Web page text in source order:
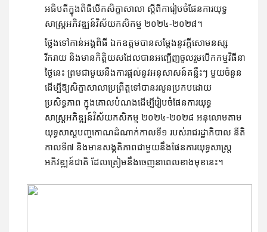
អធិបតីក្នុងពិធីបើកសិក្ខាសាលា ស្ដីពីការៀបចំផែនការយុទ្ធ
សាស្រ្តអភិវឌ្ឍន៍វិស័យកសិកម្ម ២០២៤-២០២៨។
ថ្លែងទៅកាន់អង្គពិធី ឯកឧត្តមបានសម្តែងនូវក្តីសោមនស្ស
រីករាយ និងមានកិត្តិយសដែលបានអញ្ជើញចូលរួមបើកកម្មវិធីនា
ថ្ងៃនេះ ព្រមជាមួយនឹងការផ្ដល់នូវអនុសាសន៍គន្លឹះៗ មួយចំនួន
ដើម្បីឱ្យសិក្ខាសាលាប្រព្រឹត្តទៅបានរលូនប្រកបដោយ
ប្រសិទ្ធភាព ក្នុងគោលបំណងដើម្បីរៀបចំផែនការយុទ្ធ
សាស្រ្តអភិឌ្ឍន៍វិស័យកសិកម្ម ២០២៤-២០២៨ អនុលោមតាម
យុទ្ធសាស្តបញ្ចកោណដំណាក់កាលទី១ របស់រាជរដ្ឋាភិបាល នីតិ
កាលទី៧ និងមានសង្គតិភាពជាមួយនឹងផែនការយុទ្ធសាស្ត្រ
អភិវឌ្ឍន៍ជាតិ ដែលត្រៀមនឹងចេញនាពេលខាងមុខនេះ។